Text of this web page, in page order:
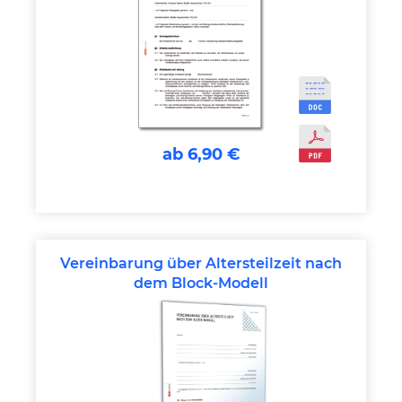
ab 6,90 €
Vereinbarung über Altersteilzeit nach
dem Block-Modell